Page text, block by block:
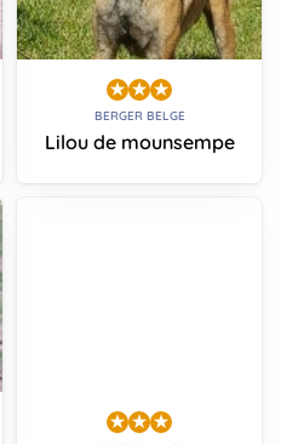
BERGER BELGE
Lilou de mounsempe